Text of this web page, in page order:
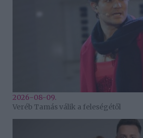
2026-08-09.
Veréb Tamás válik a feleségétől